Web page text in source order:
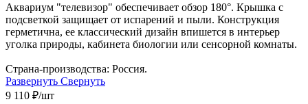
Аквариум "телевизор" обеспечивает обзор 180°. Крышка с
подсветкой защищает от испарений и пыли. Конструкция
герметична, ее классический дизайн впишется в интерьер
уголка природы, кабинета биологии или сенсорной комнаты.
Страна-производства: Россия.
Развернуть Свернуть
9 110 ₽/шт